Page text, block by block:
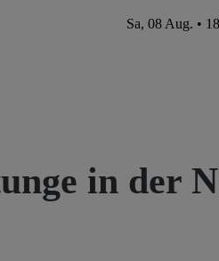
Sa, 08 Aug. •
in der